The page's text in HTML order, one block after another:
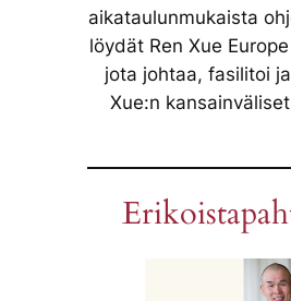
aikataulunmukaista
löydät Ren Xue
jota johtaa, fasilitoi
Xue:n